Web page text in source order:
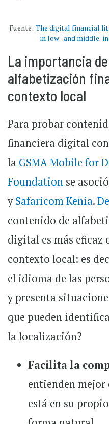
Fuente: The digital financial
in low- and middle-
La importancia
alfabetización
contexto local
Para probar
financiera digital
la GSMA Mobile for
Foundation se
ySafaricom Kenia.
contenido de
digital es más eficaz
contexto local: es
el idioma de las
y presenta
que pueden
la localización?
Facilita la
entienden
está en su